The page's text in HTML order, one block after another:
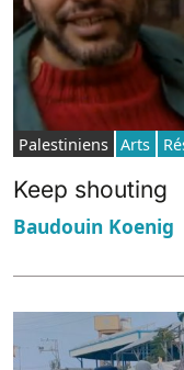
Palestiniens Arts
Keep shouting
Baudouin Koenig